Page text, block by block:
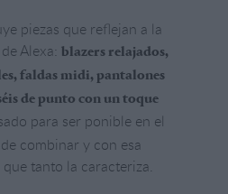
piezas que reflejan a la
Alexa: blazers relajados,
faldas midi, pantalones
de punto con un toque
para ser ponible en el
combinar y con esa
tanto la caracteriza.